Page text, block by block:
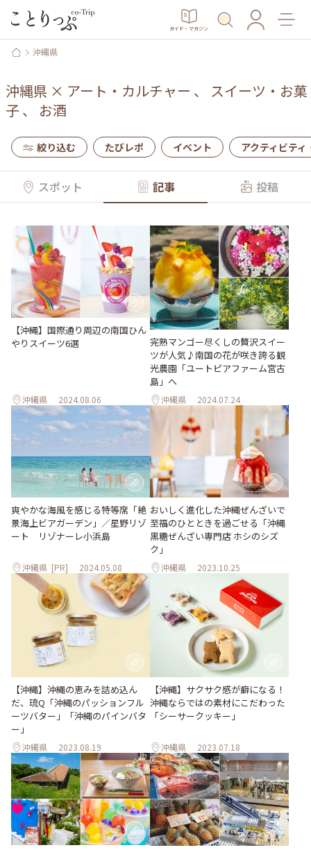
ガイド・マガジン
沖縄県
沖縄県 × アート・カルチャー 、 スイーツ・お菓
子、 お酒
絞り込む たびレポ イベント アクティビティ
スポット 記事 投稿
【沖縄】国際通り周辺の南国ひん
やりスイーツ6選
沖縄県 2024.08.06
完熟マンゴー尽くしの贅沢スイー
ツが人気♪南国の花が咲き誇る観
光農園「ユートピアファーム宮古
島」へ
沖縄県 2024.07.24
爽やかな海⾵を感じる特等席「絶
景海上ビアガーデン」／星野リゾ
ート リゾナーレ⼩浜島
沖縄県 [PR] 2024.05.08
おいしく進化した沖縄ぜんざいで
至福のひとときを過ごせる「沖縄
黒糖ぜんざい専門店 ホシのシズ
ク」
沖縄県 2023.10.25
【沖縄】沖縄の恵みを詰め込ん
だ、琉Q「沖縄のパッションフル
ーツバター」「沖縄のパインバタ
ー」
沖縄県 2023.08.19
【沖縄】サクサク感が癖になる！
沖縄ならではの素材にこだわった
「シーサークッキー」
沖縄県 2023.07.18